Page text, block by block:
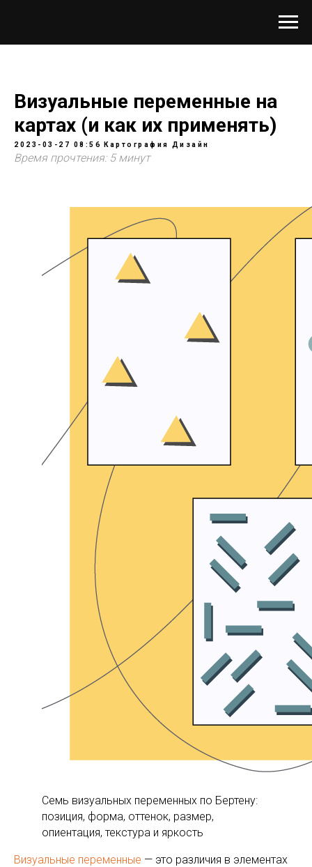
Визуальные переменные на
картах (и как их применять)
2023-03-27 08:56 Картография Дизайн
Время прочтения: 5 минут
Семь визуальных переменных по Бертену:
позиция, форма, оттенок, размер,
опиентация, текстура и яркость
Визуальные переменные — это различия в элементах